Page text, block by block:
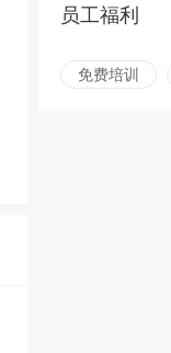
员工福利
免费培训